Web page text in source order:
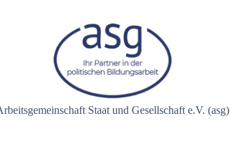
Staat und Gesellschaft e.V. (asg)